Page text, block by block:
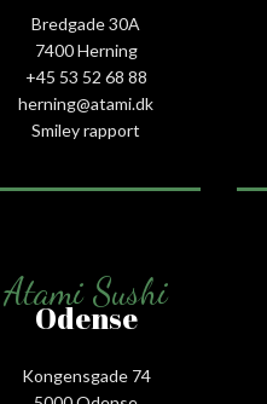
Bredgade 30A
7400 Herning
+45 53 52 68 88
herning@atami.dk
Smiley rapport
Atami Sushi
Odense
Kongensgade 74